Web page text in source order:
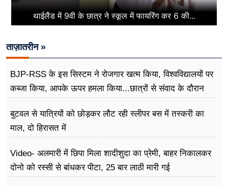
थाईलैंड में 9वी के छात्र ने स्कूल में फायरिंग कर 6 की...
ताज़ातरीन »
BJP-RSS के इस सिस्टम ने रोजगार खत्म किया, विश्वविद्यालयों पर
कब्जा किया, आपके ऊपर हमला किया...छात्रों से संवाद के दौरान
बुटवल से यात्रियों को छोड़कर लौट रही स्लीपर बस में तस्करी का
माल, दो हिरासत में
Video- अलमारी में छिपा मिला शादीशुदा का प्रेमी, बाहर निकालकर
दोनो को रस्सी से बांधकर पीटा, 25 बार लाठी मारी गई